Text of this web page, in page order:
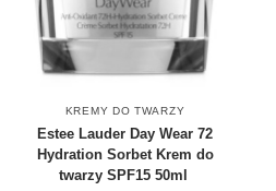
KREMY DO TWARZY
Estee Lauder Day Wear 72
Hydration Sorbet Krem do
twarzy SPF15 50ml